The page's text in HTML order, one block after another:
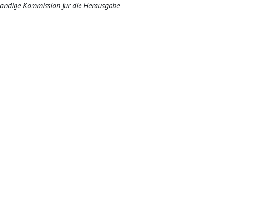
Kommission für die Herausgabe